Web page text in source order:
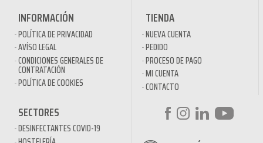
INFORMACIÓN
POLÍTICA DE PRIVACIDAD
AVÍSO LEGAL
CONDICIONES GENERALES DE
CONTRATACIÓN
POLÍTICA DE COOKIES
TIENDA
NUEVA CUENTA
PEDIDO
PROCESO DE PAGO
MI CUENTA
CONTACTO
SECTORES
DESINFECTANTES COVID-19